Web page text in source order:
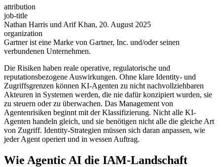
attribution
job-title
Nathan Harris und Arif Khan, 20. August 2025
organization
Gartner ist eine Marke von Gartner, Inc. und/oder seinen
verbundenen Unternehmen.
Die Risiken haben reale operative, regulatorische und
reputationsbezogene Auswirkungen. Ohne klare Identity- und
Zugriffsgrenzen können KI-Agenten zu nicht nachvollziehbaren
Akteuren in Systemen werden, die nie dafür konzipiert wurden, sie
zu steuern oder zu überwachen. Das Management von
Agentenrisiken beginnt mit der Klassifizierung. Nicht alle KI-
Agenten handeln gleich, und sie benötigen nicht alle die gleiche Art
von Zugriff. Identity-Strategien müssen sich daran anpassen, wie
jeder Agent operiert und in wessen Auftrag.
Wie Agentic AI die IAM-Landschaft